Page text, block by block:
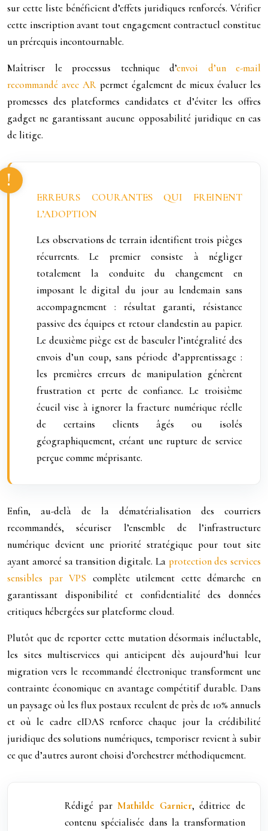
sur cette liste bénéficient d’effets juridiques renforcés. Vérifier
cette inscription avant tout engagement contractuel constitue
un prérequis incontournable.
Maîtriser le processus technique d’envoi d’un e-mail
recommandé avec AR permet également de mieux évaluer les
promesses des plateformes candidates et d’éviter les offres
gadget ne garantissant aucune opposabilité juridique en cas
de litige.
ERREURS COURANTES QUI FREINENT
L’ADOPTION
Les observations de terrain identifient trois pièges
récurrents. Le premier consiste à négliger
totalement la conduite du changement en
imposant le digital du jour au lendemain sans
accompagnement : résultat garanti, résistance
passive des équipes et retour clandestin au papier.
Le deuxième piège est de basculer l’intégralité des
envois d’un coup, sans période d’apprentissage :
les premières erreurs de manipulation génèrent
frustration et perte de confiance. Le troisième
écueil vise à ignorer la fracture numérique réelle
de certains clients âgés ou isolés
géographiquement, créant une rupture de service
perçue comme méprisante.
Enfin, au-delà de la dématérialisation des courriers
recommandés, sécuriser l’ensemble de l’infrastructure
numérique devient une priorité stratégique pour tout site
ayant amorcé sa transition digitale. La protection des services
sensibles par VPS complète utilement cette démarche en
garantissant disponibilité et confidentialité des données
critiques hébergées sur plateforme cloud.
Plutôt que de reporter cette mutation désormais inéluctable,
les sites multiservices qui anticipent dès aujourd’hui leur
migration vers le recommandé électronique transforment une
contrainte économique en avantage compétitif durable. Dans
un paysage où les flux postaux reculent de près de 10% annuels
et où le cadre eIDAS renforce chaque jour la crédibilité
juridique des solutions numériques, temporiser revient à subir
ce que d’autres auront choisi d’orchestrer méthodiquement.
Rédigé parMathilde Garnier, éditrice de
contenu spécialisée dans la transformation